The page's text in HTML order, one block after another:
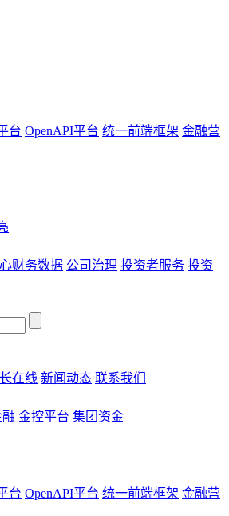
台 OpenAPI平台 统一前端框架 金融营
财务数据 公司治理 投资者服务 投资
在线 新闻动态 联系我们
金控平台 集团资金
台 OpenAPI平台 统一前端框架 金融营